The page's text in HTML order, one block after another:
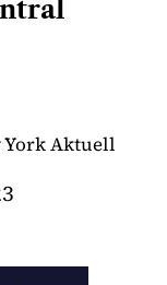
York Aktuell